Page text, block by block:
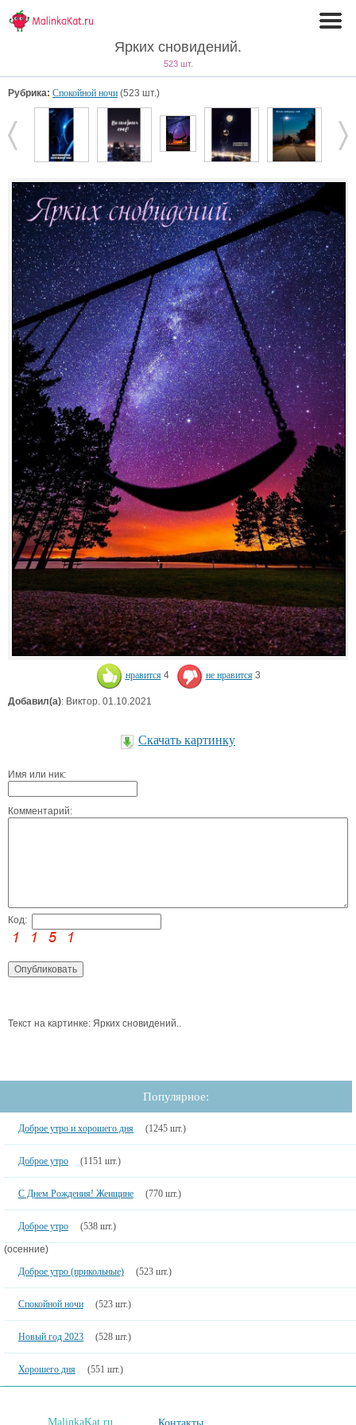
Ярких сновидений.
523 шт.
Рубрика: Спокойной ночи (523 шт.)
нравится 4 не нравится 3
Добавил(а): Виктор. 01.10.2021
Скачать картинку
Имя или ник:
Комментарий:
Код:
Текст на картинке: Ярких сновидений..
Популярное:
Доброе утро и хорошего дня (1245 шт.)
Доброе утро (1151 шт.)
С Днем Рождения! Женщине (770 шт.)
Доброе утро (538 шт.)
(осенние)
Доброе утро (прикольные)
(523 шт.)
Спокойной ночи (523 шт.)
Новый год 2023 (528 шт.)
Хорошего дня (551 шт.)
MalinkaKat.ru